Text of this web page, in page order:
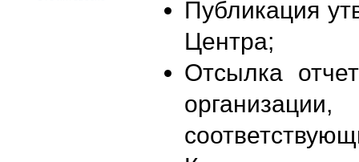
Публикация
Центра;
Отсылка